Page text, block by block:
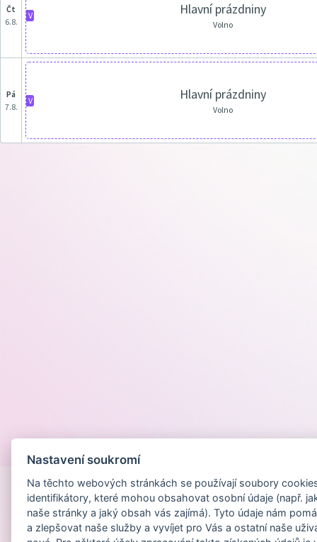
čt
6.8.
V Hlavní prázdniny
Volno
pá
7.8.
V Hlavní prázdniny
Volno
Nastavení soukromí
Na těchto webových stránkách se používají soubory
identifikátory, které mohou obsahovat osobní údaje (např.
naše stránky a jaký obsah vás zajímá). Tyto údaje nám
a zlepšovat naše služby a vyvíjet pro Vás a ostatní naše